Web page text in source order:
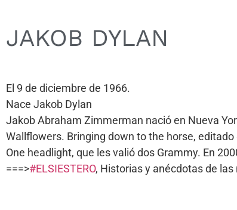
JAKOB DYLAN
El 9 de diciembre de 1966.
Nace Jakob Dylan
Jakob Abraham Zimmerman nació en Nueva
Wallflowers. Bringing down to the horse,
One headlight, que les valió dos Grammy. En
===>#ELSIESTERO, Historias y anécdotas de